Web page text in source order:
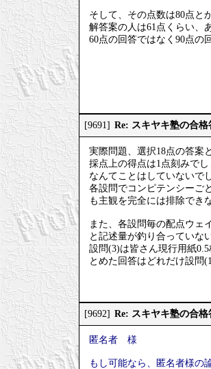
そして、その点数は80点と
解答案の人は61点くらい、
60点の回答ではなく90点の
[9691] Re: スキヤキ塾の合格
実際問題、選択18点の答案
採点上の得点は1点刻みで
なんてことはしていないで
各設問でコンピテンシーご
も主観を完全には排除でき
また、各設問毎の配点ウェ
と記述量が釣り合っていな
設問(3)は皆さん現行用紙
とめた回答はどれだけ設問
[9692] Re: スキヤキ塾の合格
匿名者 様
もし可能なら、匿名者様の